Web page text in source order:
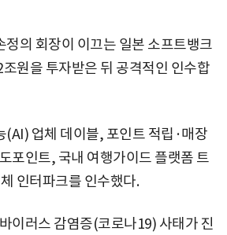
정의 회장이 이끄는 일본 소프트뱅크
원을 투자받은 뒤 공격적인 인수합
(AI) 업체 데이블, 포인트 적립·매장
포인트, 국내 여행가이드 플랫폼 트
인터파크를 인수했다.
이러스 감염증(코로나19) 사태가 진